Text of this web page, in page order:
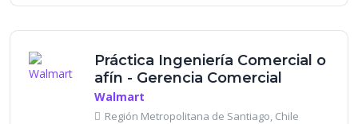
Práctica Ingeniería Comercial o
afín - Gerencia Comercial
Walmart
Región Metropolitana de Santiago, Chile